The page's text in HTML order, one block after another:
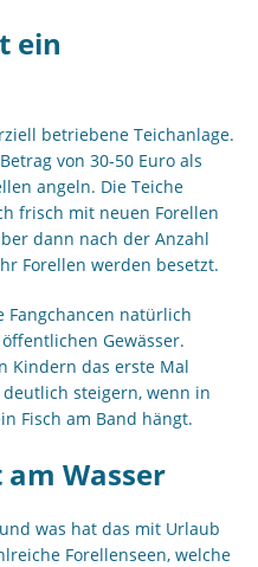
ein
betriebene Teichanlage.
von 30-50 Euro als
angeln. Die Teiche
frisch mit neuen Forellen
dann nach der Anzahl
Forellen werden besetzt.
Fangchancen natürlich
Gewässer.
Kindern das erste Mal
steigern, wenn in
Fisch am Band hängt.
Wasser
was hat das mit Urlaub
Forellenseen, welche